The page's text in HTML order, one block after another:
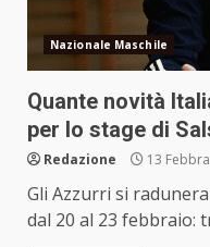
Nazionale Maschile
Quante novità
per lo stage di
Redazione 13
Gli Azzurri si
dal 20 al 23 febbraio: